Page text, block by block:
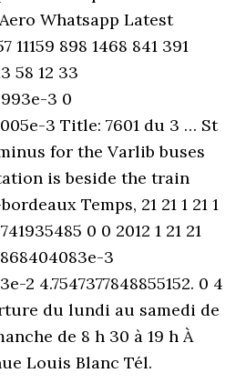
Whatsapp Latest
11159 898 1468 841 391
58 12 33
3 0
3 Title: 7601 du 3 … St
for the Varlib buses
is beside the train
Temps, 21 21 1 21 1
0 0 2012 1 21 21
3
2 4.7547377848855152. 0 4
du lundi au samedi de
de 8 h 30 à 19 h À
Louis Blanc Tél.